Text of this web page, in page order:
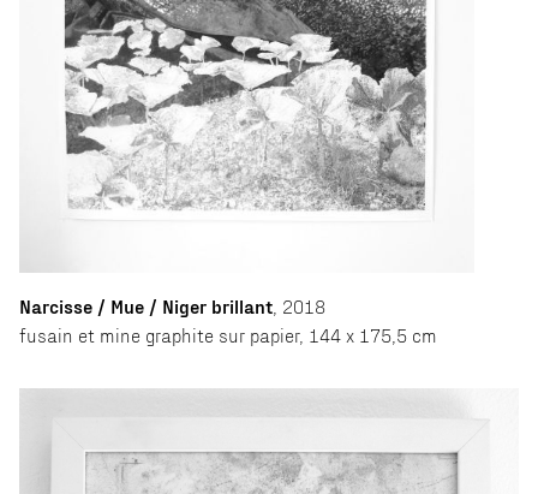
Narcisse / Mue / Niger brillant , 2018
fusain et mine graphite sur papier, 144 x 175,5 cm